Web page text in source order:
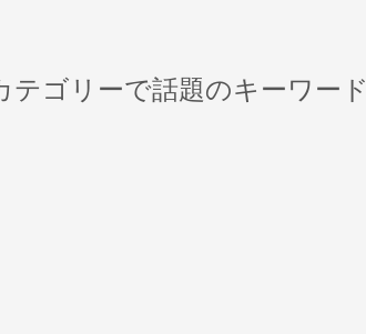
ゴリーで話題のキーワード